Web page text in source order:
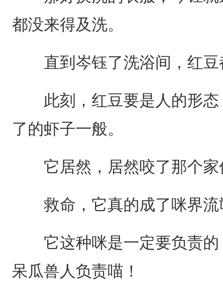
都没来得及洗。
直到岑钰了洗浴间，红豆
此刻，红豆要是人的形态
了的虾子一般。
它居然，居然咬了那个家
救命，它真的成了咪界流
它这种咪是一定要负责的
呆瓜兽人负责喵！